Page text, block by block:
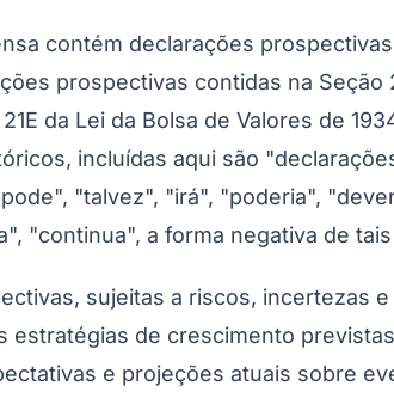
contém declarações
prospectivas contidas na
da Lei da Bolsa de Valores de
incluídas aqui são
"talvez", "irá", "poderia",
"continua", a forma negativa de
sujeitas a riscos,
estratégias de crescimento
e projeções atuais sobre